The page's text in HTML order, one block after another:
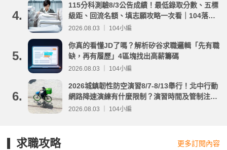
4.
115分科測驗8/3公告成績！最低錄取分數、五標
級距、回流名額、填志願攻略一次看｜104落點
分析
2026.08.03 ｜ 104小編
5.
你真的看懂JD了嗎？解析矽谷求職邏輯「先有職
缺，再有履歷」4區塊找出高薪籌碼
2026.08.03 ｜ 104小編
6.
2026城鎮韌性防空演習8/7-8/13舉行！北中行動
網路降速演練有什麼限制？演習時間及管制注意
事項整理
2026.08.03 ｜ 104小編
求職攻略 更多訂閱內容